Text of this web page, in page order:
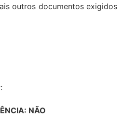
outros documentos exigidos
NÃO